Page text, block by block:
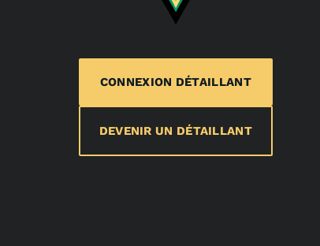
CONNEXION DÉTAILLANT
DEVENIR UN DÉTAILLANT